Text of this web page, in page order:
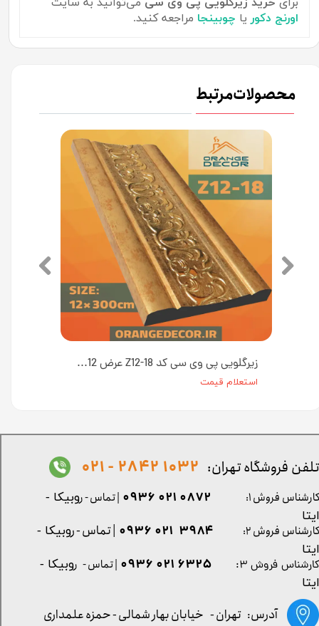
اورنج دکور یا چوبینجا مراجعه کنید.
محصولات مرتبط
زیرگلویی پی وی سی کد Z12-18 عرض 12 سانت [انبار تهران]
استعلام قیمت
کارشناس فروش ۳: ۶۳۲۵ ۰۲۱ ۰۹۳۶ | تماس - روبیکا -
ایتا
آدرس: تهران - خیابان بهار شمالی - حمزه علمداری
تلفن فروشگاه تهران: 1032 2842 - 021
کارشناس فروش ۱: 0872 021 0936 | تماس - روبیکا -
ایتا
کارشناس فروش ۲:
۳۹۸۴ ۰۲۱ ۰۹۳۶ | تماس - روبیکا -
ایتا